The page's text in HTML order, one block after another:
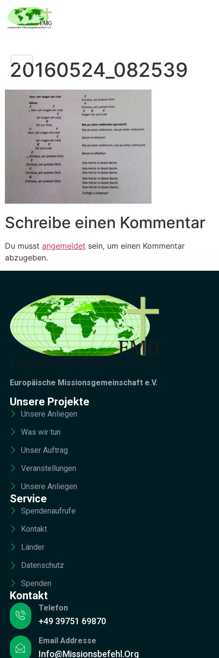
20160524_082539
Schreibe einen Kommentar
Du musst angemeldet sein, um einen Kommentar
abzugeben.
Europäische Missionsgemeinschaft e.V.
Unsere Projekte
Unsere Anliegen
Was wir tun
Unser Auftrag
Veranstellungen
Unsere Anliegen
Service
Spendenaufrufe
Kontakt
Länder
Datenschutz
Spenden
Kontakt
Telefon
+49 39751 69870
Email Addresse
Info@missionsbefehl.org